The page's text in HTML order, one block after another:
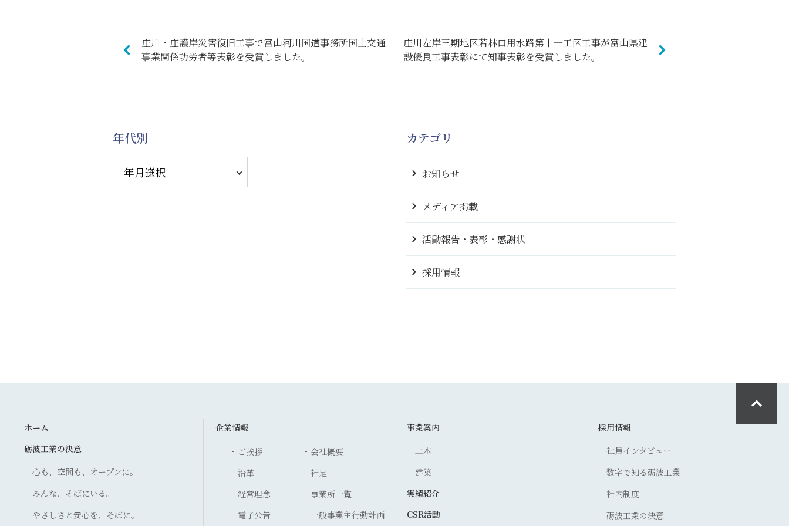
庄川・庄護岸災害復旧工事で富山河川国道事務所国土交通
事業関係功労者等表彰を受賞しました。
庄川左岸三期地区若林口用水路第十一工区工事が富山県建
設優良工事表彰にて知事表彰を受賞しました。
年代別 カテゴリ
お知らせ
メディア掲載
活動報告・表彰・感謝状
採用情報
ホーム
砺波工業の決意
心も、空間も、オープンに。
みんな、そばにいる。
やさしさと安心を、そばに。
企業情報
ご挨拶
会社概要
沿革
社是
経営理念
事業所一覧
電子公告
一般事業主行動計画
事業案内
土木
建築
実績紹介
CSR活動
採用情報
社員インタビュー
数字で知る砺波工業
社内制度
砺波工業の決意